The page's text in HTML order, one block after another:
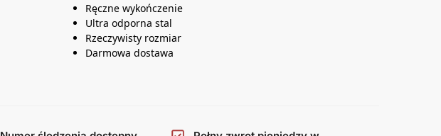
Ręczne wykończenie
Ultra odporna stal
Rzeczywisty rozmiar
Darmowa dostawa